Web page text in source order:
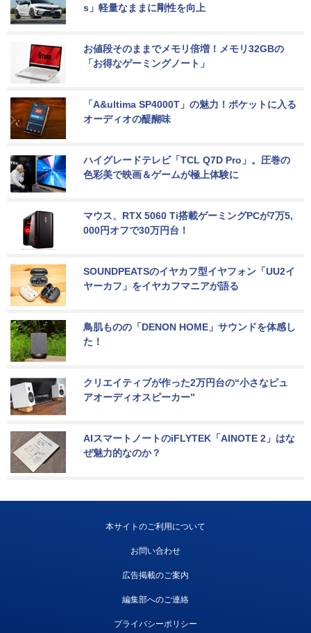
s」軽量なままに剛性を向上
お値段そのままでメモリ倍増！メモリ32GBの
「お得なゲーミングノート」
「A&ultima SP4000T」の魅力！ポケットに入る
オーディオの醍醐味
ハイグレードテレビ「TCL Q7D Pro」。圧巻の
色彩美で映画＆ゲームが極上体験に
マウス、RTX 5060 Ti搭載ゲーミングPCが7万5,
000円オフで30万円台！
SOUNDPEATSのイヤカフ型イヤフォン「UU2イ
ヤーカフ」をイヤカフマニアが語る
鳥肌ものの「DENON HOME」サウンドを体感し
た！
クリエイティブが作った2万円台の“小さなピュ
アオーディオスピーカー”
AIスマートノートのiFLYTEK「AINOTE 2」はな
ぜ魅力的なのか？
本サイトのご利用について
お問い合わせ
広告掲載のご案内
編集部へのご連絡
プライバシーポリシー